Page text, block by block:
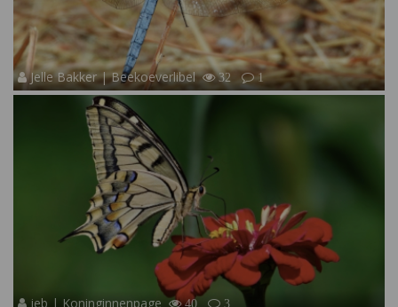
Jelle Bakker | Beekoeverlibel 32 1
jeb | Koninginnenpage 40 3